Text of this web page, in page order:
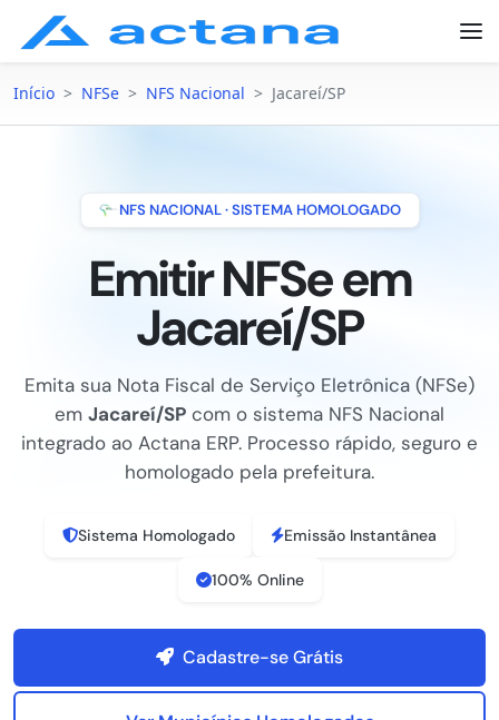
Início > NFSe > NFS Nacional > Jacareí/SP
NFS NACIONAL · SISTEMA HOMOLOGADO
Emitir NFSe em
Jacareí/SP
Emita sua Nota Fiscal de Serviço Eletrônica (NFSe)
em Jacareí/SP com o sistema NFS Nacional
integrado ao Actana ERP. Processo rápido, seguro e
homologado pela prefeitura.
Sistema Homologado Emissão Instantânea
100% Online
Cadastre-se Grátis